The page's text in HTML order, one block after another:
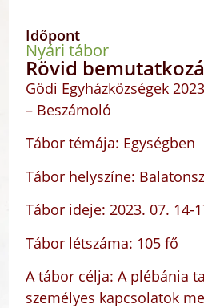
Időpont
Nyári tábor
Rövid
Gödi Egyházközségek
– Beszámoló
Tábor témája: Egységben
Tábor helyszíne:
Tábor ideje: 2023. 07. 14-
Tábor létszáma: 105 fő
A tábor célja: A plébánia
személyes kapcsolatok